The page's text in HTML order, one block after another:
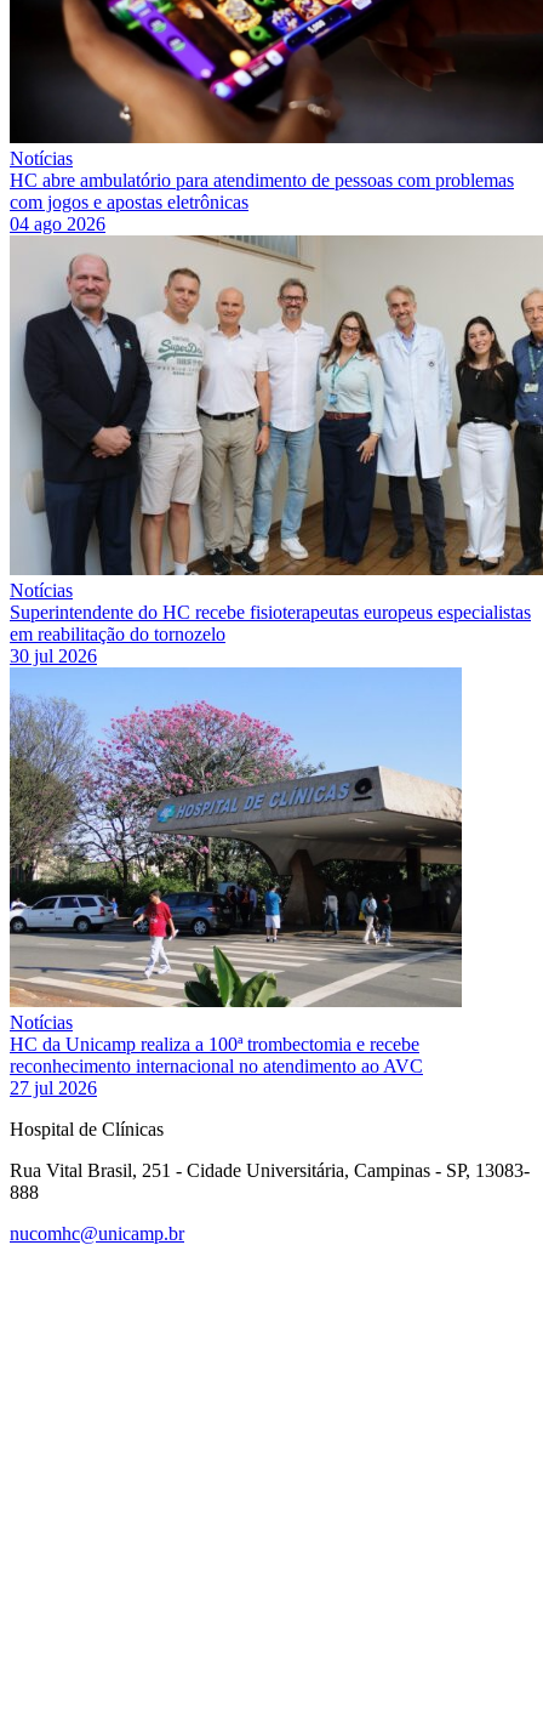
Notícias
HC abre ambulatório para atendimento de pessoas com problemas
com jogos e apostas eletrônicas
04 ago 2026
Notícias
Superintendente do HC recebe fisioterapeutas europeus especialistas
em reabilitação do tornozelo
30 jul 2026
Notícias
HC da Unicamp realiza a 100ª trombectomia e recebe
reconhecimento internacional no atendimento ao AVC
27 jul 2026
Hospital de Clínicas
Rua Vital Brasil, 251 - Cidade Universitária, Campinas - SP, 13083-
888
nucomhc@unicamp.br